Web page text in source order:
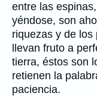
entre las
yéndose, son
riquezas y de los
llevan fruto a
tierra, éstos son
retienen la
paciencia.